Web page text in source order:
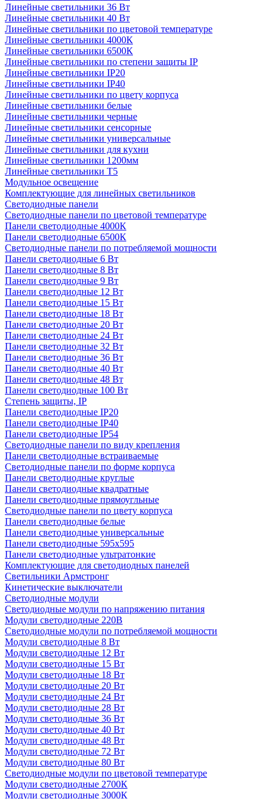
Линейные светильники 36 Вт
Линейные светильники 40 Вт
Линейные светильники по цветовой температуре
Линейные светильники 4000К
Линейные светильники 6500К
Линейные светильники по степени защиты IP
Линейные светильники IP20
Линейные светильники IP40
Линейные светильники по цвету корпуса
Линейные светильники белые
Линейные светильники черные
Линейные светильники сенсорные
Линейные светильники универсальные
Линейные светильники для кухни
Линейные светильники 1200мм
Линейные светильники Т5
Модульное освещение
Комплектующие для линейных светильников
Светодиодные панели
Светодиодные панели по цветовой температуре
Панели светодиодные 4000К
Панели светодиодные 6500К
Светодиодные панели по потребляемой мощности
Панели светодиодные 6 Вт
Панели светодиодные 8 Вт
Панели светодиодные 9 Вт
Панели светодиодные 12 Вт
Панели светодиодные 15 Вт
Панели светодиодные 18 Вт
Панели светодиодные 20 Вт
Панели светодиодные 24 Вт
Панели светодиодные 32 Вт
Панели светодиодные 36 Вт
Панели светодиодные 40 Вт
Панели светодиодные 48 Вт
Панели светодиодные 100 Вт
Степень защиты, IP
Панели светодиодные IP20
Панели светодиодные IP40
Панели светодиодные IP54
Светодиодные панели по виду крепления
Панели светодиодные встраиваемые
Светодиодные панели по форме корпуса
Панели светодиодные круглые
Панели светодиодные квадратные
Панели светодиодные прямоугльные
Светодиодные панели по цвету корпуса
Панели светодиодные белые
Панели светодиодные универсальные
Панели светодиодные 595х595
Панели светодиодные ультратонкие
Комплектующие для светодиодных панелей
Светильники Армстронг
Кинетические выключатели
Светодиодные модули
Светодиодные модули по напряжению питания
Модули светодиодные 220В
Светодиодные модули по потребляемой мощности
Модули светодиодные 8 Вт
Модули светодиодные 12 Вт
Модули светодиодные 15 Вт
Модули светодиодные 18 Вт
Модули светодиодные 20 Вт
Модули светодиодные 24 Вт
Модули светодиодные 28 Вт
Модули светодиодные 36 Вт
Модули светодиодные 40 Вт
Модули светодиодные 48 Вт
Модули светодиодные 72 Вт
Модули светодиодные 80 Вт
Светодиодные модули по цветовой температуре
Модули светодиодные 2700К
Модули светодиодные 3000К